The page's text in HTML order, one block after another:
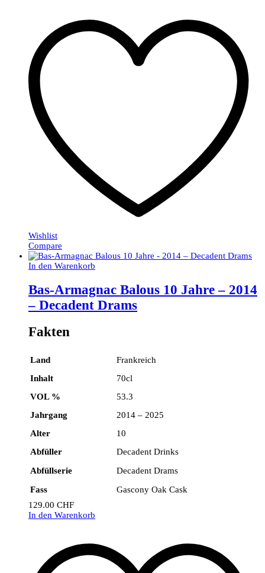
Wishlist
Compare
In den Warenkorb
Bas-Armagnac Balous 10 Jahre – 2014
– Decadent Drams
Fakten
Land
Frankreich
Inhalt
70cl
VOL %
53.3
Jahrgang
2014 – 2025
Alter
10
Abfüller
Decadent Drinks
Abfüllserie
Decadent Drams
Fass
Gascony Oak Cask
129.00 CHF
In den Warenkorb